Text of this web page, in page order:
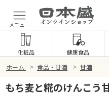
メニュー
化粧品 健康食品
ホーム > 食品・甘酒 > 甘酒
もち麦と糀のけんこ